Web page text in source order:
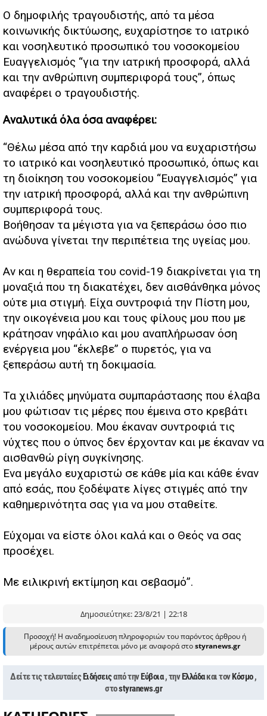
Ο δημοφιλής τραγουδιστής, από τα μέσα
κοινωνικής δικτύωσης, ευχαρίστησε το ιατρικό
και νοσηλευτικό προσωπικό του νοσοκομείου
Ευαγγελισμός “για την ιατρική προσφορά, αλλά
και την ανθρώπινη συμπεριφορά τους”, όπως
αναφέρει ο τραγουδιστής.
Αναλυτικά όλα όσα αναφέρει:
“Θέλω μέσα από την καρδιά μου να ευχαριστήσω
το ιατρικό και νοσηλευτικό προσωπικό, όπως και
τη διοίκηση του νοσοκομείου “Ευαγγελισμός” για
την ιατρική προσφορά, αλλά και την ανθρώπινη
συμπεριφορά τους.
Βοήθησαν τα μέγιστα για να ξεπεράσω όσο πιο
ανώδυνα γίνεται την περιπέτεια της υγείας μου.
Αν και η θεραπεία του covid-19 διακρίνεται για τη
μοναξιά που τη διακατέχει, δεν αισθάνθηκα μόνος
ούτε μια στιγμή. Είχα συντροφιά την Πίστη μου,
την οικογένεια μου και τους φίλους μου που με
κράτησαν νηφάλιο και μου αναπλήρωσαν όση
ενέργεια μου “έκλεβε” ο πυρετός, για να
ξεπεράσω αυτή τη δοκιμασία.
Τα χιλιάδες μηνύματα συμπαράστασης που έλαβα
μου φώτισαν τις μέρες που έμεινα στο κρεβάτι
του νοσοκομείου. Μου έκαναν συντροφιά τις
νύχτες που ο ύπνος δεν έρχονταν και με έκαναν να
αισθανθώ ρίγη συγκίνησης.
Ένα μεγάλο ευχαριστώ σε κάθε μία και κάθε έναν
από εσάς, που ξοδέψατε λίγες στιγμές από την
καθημερινότητα σας για να μου σταθείτε.
Εύχομαι να είστε όλοι καλά και ο Θεός να σας
προσέχει.
Με ειλικρινή εκτίμηση και σεβασμό”.
Δημοσιεύτηκε: 23/8/21 | 22:18
Προσοχή! Η αναδημοσίευση πληροφοριών του παρόντος άρθρου ή
μέρους αυτών επιτρέπεται μόνο με αναφορά στοstyranews.gr
Δείτε τις τελευταίεςΕιδήσειςαπό τηνΕύβοια , τηνΕλλάδακαι τονΚόσμο,
στοstyranews.gr